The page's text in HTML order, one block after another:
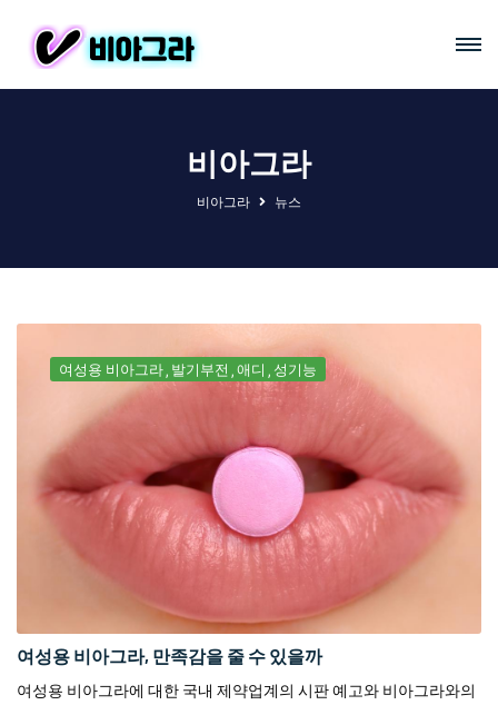
비아그라
비아그라 뉴스
여성용 비아그라 발기부전 애디 성기능
여성용 비아그라, 만족감을 줄 수 있을까
여성용 비아그라에 대한 국내 제약업계의 시판 예고와 비아그라와의